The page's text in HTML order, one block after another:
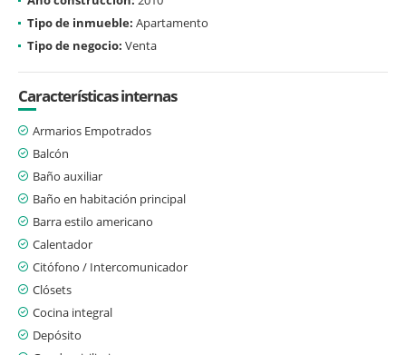
Tipo de inmueble: Apartamento
Tipo de negocio: Venta
Características internas
Armarios Empotrados
Balcón
Baño auxiliar
Baño en habitación principal
Barra estilo americano
Calentador
Citófono / Intercomunicador
Clósets
Cocina integral
Depósito